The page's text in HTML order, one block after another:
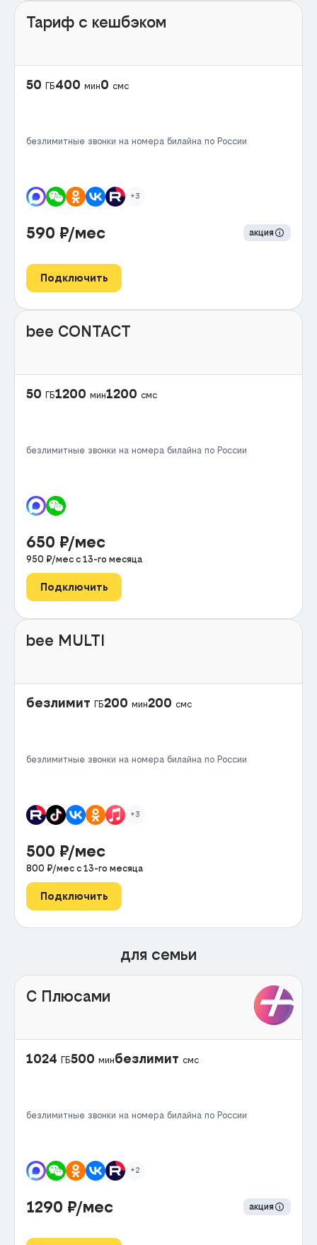
Тариф с кешбэком
50 ГБ400 мин0 смс
безлимитные звонки на номера билайна по России
+3
590 ₽/мес акция
Подключить
bee CONTACT
50 ГБ1200 мин1200 смс
безлимитные звонки на номера билайна по России
650 ₽/мес
950 ₽/мес с 13-го месяца
Подключить
bee MULTI
безлимит ГБ200 мин200 смс
безлимитные звонки на номера билайна по России
+3
500 ₽/мес
800 ₽/мес с 13-го месяца
Подключить
для семьи
С Плюсами
1024 ГБ500 минбезлимит смс
безлимитные звонки на номера билайна по России
+2
1290 ₽/мес акция